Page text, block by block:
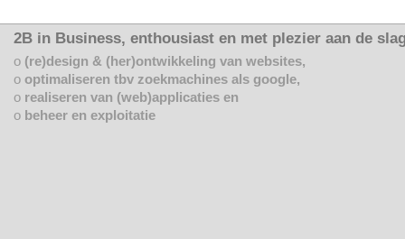
2B in Business, enthousiast en met plezier aan de
o (re)design & (her)ontwikkeling van websites,
o optimaliseren tbv zoekmachines als google,
o realiseren van (web)applicaties en
o beheer en exploitatie